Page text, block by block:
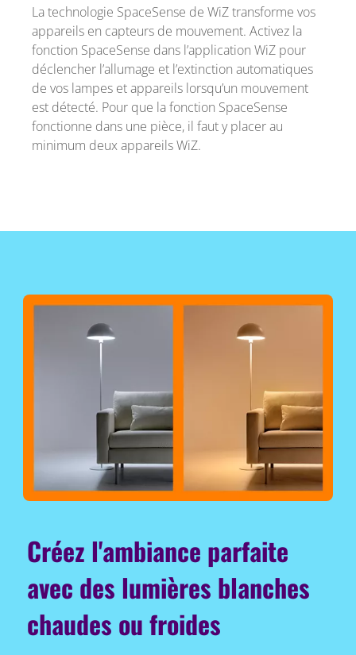
La technologie SpaceSense de WiZ transforme vos
appareils en capteurs de mouvement. Activez la
fonction SpaceSense dans l’application WiZ pour
déclencher l’allumage et l’extinction automatiques
de vos lampes et appareils lorsqu’un mouvement
est détecté. Pour que la fonction SpaceSense
fonctionne dans une pièce, il faut y placer au
minimum deux appareils WiZ.
Créez l'ambiance parfaite
avec des lumières blanches
chaudes ou froides